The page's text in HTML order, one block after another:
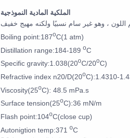
الملكية المادية النموذجية
Boiling point:187oC(1 atm)
Distillation range:184-189 oC
Specific gravity:1.038(20oC/20oC)
Refractive index n20/D(20oC):1.4310-
Viscosity(25oC): 48.5 mPa.s
Surface tension(25oC):36 mN/m
Flash point:104oC(close cup)
Autonigtion temp:371 oC